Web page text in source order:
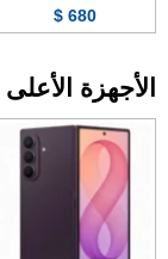
680 $
الأجهزة الأعلى